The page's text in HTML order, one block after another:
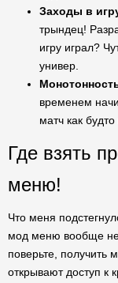
Заходы в
трындец!
игру играл?
универ.
временем
матч как будто
Где взять
меню!
Что меня
мод меню вообще
поверьте, получить
открывают доступ к